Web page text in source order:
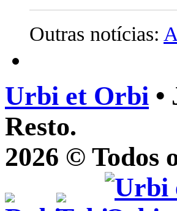
Outras notícias:
Urbi et Orbi •
Resto.
2026 © Todos